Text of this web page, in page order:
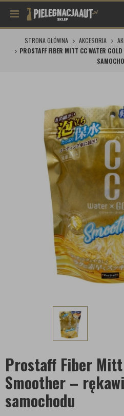
STRONA GŁÓWNA AKCESORIA
PROSTAFF FIBER MITT CC WATER
Prostaff Fiber Mitt
Smoother –
samochodu